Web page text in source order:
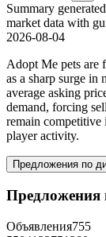
Summary
market data with
2026-08-04
Adopt Me pets are
as a sharp surge in
average asking
demand, forcing
remain competitive
player activity.
Предложения по
Предложения
Объявления755